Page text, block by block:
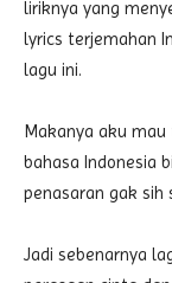
liriknya yang
lyrics terjemahan
lagu ini.
Makanya aku
bahasa Indonesia
penasaran gak sih
Jadi sebenarnya